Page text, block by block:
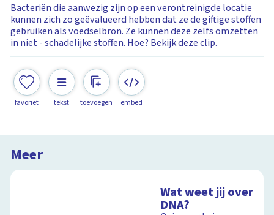
Bacteriën die aanwezig zijn op een verontreinigde locatie
kunnen zich zo geëvalueerd hebben dat ze de giftige stoffen
gebruiken als voedselbron. Ze kunnen deze zelfs omzetten
in niet - schadelijke stoffen. Hoe? Bekijk deze clip.
favoriet tekst toevoegen embed
Meer
Wat weet jij over
DNA?